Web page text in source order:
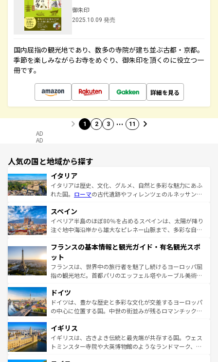
御朱印
2025.10.09 発売
国内屈指の観光地であり、数多の寺院が建ち並ぶ古都・京都。
季節を楽しみながらお寺をめぐり、御朱印を頂くのに役立つ一
冊です。
詳細を見る
1 2 3 … 11
AD
AD
人気の国と地域から探す
イタリア
イタリアは歴史、文化、グルメ、自然と多彩な魅力にあふ
れた国。 ローマの古代遺跡やフィレンツェのルネッサンス
ろん、トスカーナの美しい田園風景やアマルフィ海岸の絶
景など、自然景観も見逃せない。観光の合間には、本場の
ピザやパスタなど、絶品のイタリア料理を堪能することも
ませてくれるイタリアで、忘れられない旅をしてみよう！
なお、新着のイタリア情報は
しい。
スペイン
イベリア半島のほぼ80％を占めるスペインは、太陽が降り
注ぐ地中海沿岸から雄大なピレネー山脈まで、多彩な自然
文化が根付くこの国では、情熱的なフラメンコ、熱気あふ
れる闘牛、そして美味しいタパスが生活の一部となってい
る。首都マドリードの洗練された雰囲気や、バルセロナの
アートに溢れた街角から、地方では古代ローマ遺跡や中世
せる。地方によって風土や気候が異なるスペインはその個
性で訪れる人を魅了する。 なお、新着のスペイン情報は コ
ンテンツ一覧を参照してほしい。
フランスの基本情報と観光ガイド・有名観光スポ
ット
フランスは、世界中の旅行者を魅了し続けるヨーロッパ屈
指の観光地だ。首都パリのエッフェル塔やルーブル美術館
で、幅広い魅力が詰まっている。華麗な宮殿、歴史的な大
聖堂、美しいビーチ、そして豊かな自然が、訪れる者を心
から魅了する。また、フランスは美食の国としても知ら
いる。シャンパンの発祥地であるランス、プロヴァンスの
香り高いラベンダー畑など、多彩な楽しみ方が可能だ。さ
らに、パリ以外の地域にも魅力が溢れており、どの街角に
ドイツ
ドイツは、豊かな歴史と多彩な文化が交差するヨーロッパ
の中心に位置する国。中世の街並みが残るロマンチック街
顔を持つこの国は、どこを歩いても飽きることがない。ベ
ルリンの文化的活気、バイエルン州のアルプスの絶景、そ
してライン川沿いのワイン畑といった風景は必見。ビール
イギリス
イギリスは、古きよき伝統と最先端が共存する国。ウェス
トミンスター寺院や大英博物館のようなランドマーク、歴